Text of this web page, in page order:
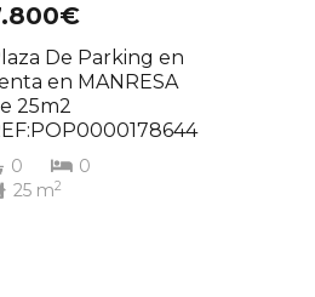
De Parking en
en MANRESA
25m2
0
0
25m2